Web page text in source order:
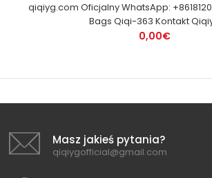
qiqiyg.com Oficjalny WhatsApp:
Bags Qiqi-363 Kontakt
0,00€
Masz jakieś pytania?
qiqiygofficial@gmail.com